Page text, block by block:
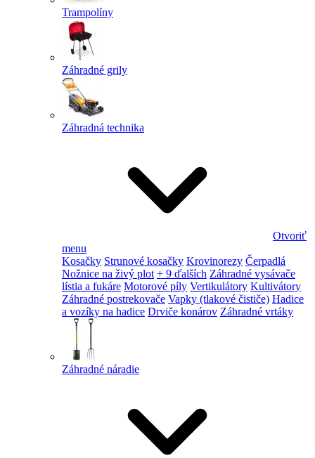
Trampolíny
Záhradné grily
Záhradná technika
Otvoriť
menu
Kosačky Strunové kosačky Krovinorezy Čerpadlá
Nožnice na živý plot + 9 ďalších Záhradné vysávače
lístia a fukáre Motorové píly Vertikulátory Kultivátory
Záhradné postrekovače Vapky (tlakové čističe) Hadice
a vozíky na hadice Drviče konárov Záhradné vrtáky
Záhradné náradie